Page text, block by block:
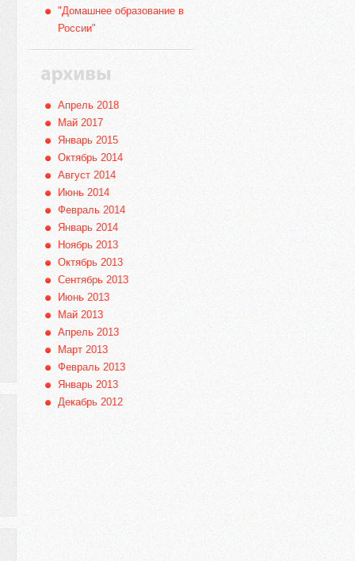
"Домашнее образование в
России"
Апрель 2018
Май 2017
Январь 2015
Октябрь 2014
Август 2014
Июнь 2014
Февраль 2014
Январь 2014
Ноябрь 2013
Октябрь 2013
Сентябрь 2013
Июнь 2013
Май 2013
Апрель 2013
Март 2013
Февраль 2013
Январь 2013
Декабрь 2012